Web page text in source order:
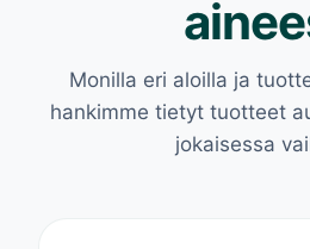
Monilla eri aloilla ja
hankimme tietyt tuotteet
jokaisessa